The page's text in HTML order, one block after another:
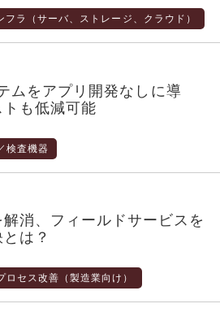
フラ（サーバ、ストレージ、クラウド）
ムをアプリ開発なしに導
も低減可能
検査機器
消、フィールドサービスを
は？
ロセス改善（製造業向け）